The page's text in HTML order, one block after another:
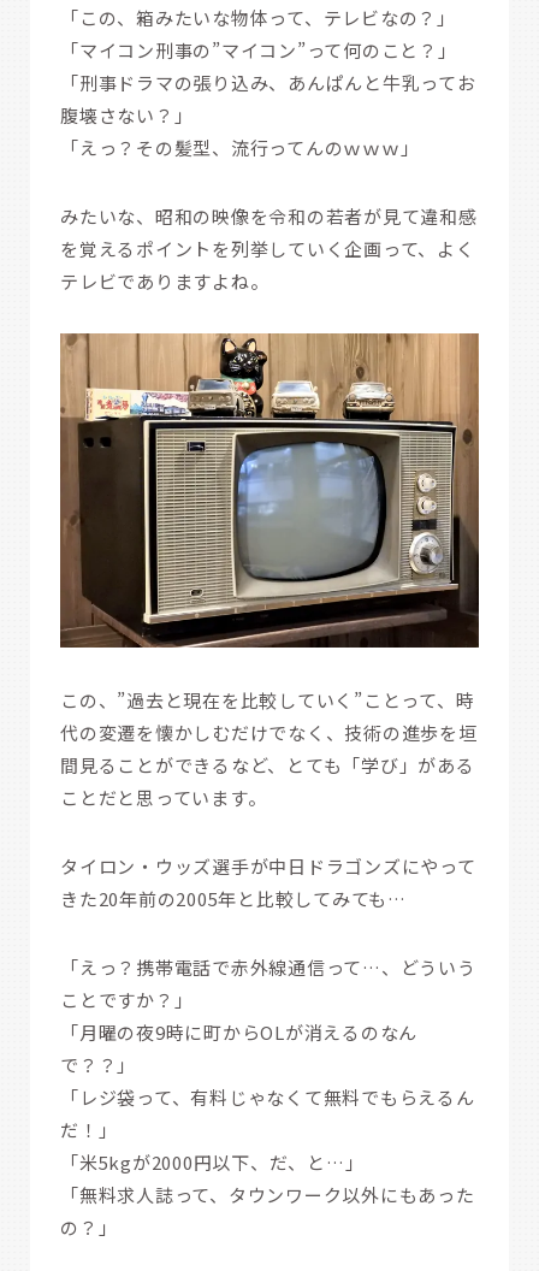
「この、箱みたいな物体って、テレビなの？」
「マイコン刑事の”マイコン”って何のこと？」
「刑事ドラマの張り込み、あんぱんと牛乳ってお
腹壊さない？」
「えっ？その髪型、流行ってんのｗｗｗ」
みたいな、昭和の映像を令和の若者が見て違和感
を覚えるポイントを列挙していく企画って、よく
テレビでありますよね。
この、”過去と現在を比較していく”ことって、時
代の変遷を懐かしむだけでなく、技術の進歩を垣
間見ることができるなど、とても「学び」がある
ことだと思っています。
タイロン・ウッズ選手が中日ドラゴンズにやって
きた20年前の2005年と比較してみても…
「えっ？携帯電話で赤外線通信って…、どういう
ことですか？」
「月曜の夜9時に町からOLが消えるのなん
で？？」
「レジ袋って、有料じゃなくて無料でもらえるん
だ！」
「米5kgが2000円以下、だ、と…」
「無料求人誌って、タウンワーク以外にもあった
の？」